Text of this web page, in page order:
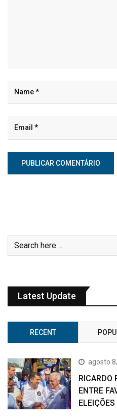
Latest Update
RECENT
agosto
RICARDO
ENTRE